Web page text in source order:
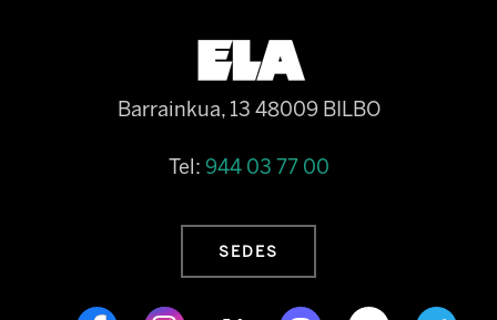
Barrainkua, 13 48009 BILBO
Tel: 944 03 77 00
SEDES